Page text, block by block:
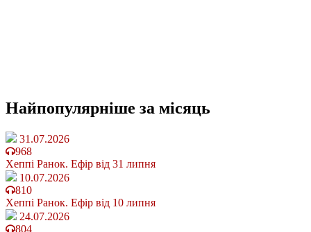
Найпопулярніше за місяць
31.07.2026
968
Хеппі Ранок. Ефір від 31 липня
10.07.2026
810
Хеппі Ранок. Ефір від 10 липня
24.07.2026
804